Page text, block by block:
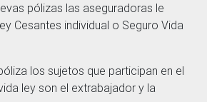
pólizas las aseguradoras le
Cesantes individual o Seguro Vida
los sujetos que participan en el
ley son el extrabajador y la